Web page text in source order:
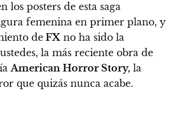
los posters de esta saga
femenina en primer plano, y
de FX no ha sido la
la más reciente obra de
American Horror Story, la
que quizás nunca acabe.